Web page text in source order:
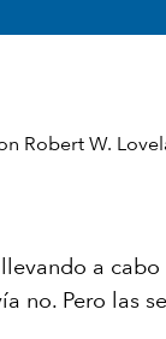
Robert W.
a
no. Pero las